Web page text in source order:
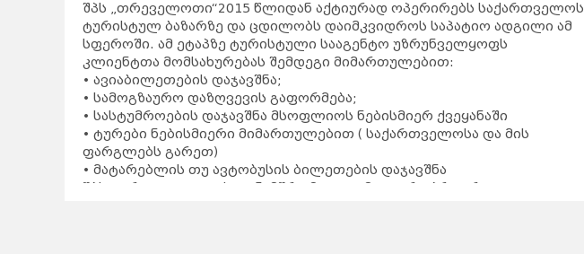
შპს „თრეველოთი“2015 წლიდან აქტიურად ოპერირებს საქართველოს
ტურისტულ ბაზარზე და ცდილობს დაიმკვიდროს საპატიო ადგილი ამ
სფეროში. ამ ეტაპზე ტურისტული სააგენტო უზრუნველყოფს
კლიენტთა მომსახურებას შემდეგი მიმართულებით:
• ავიაბილეთების დაჯავშნა;
• სამოგზაურო დაზღვევის გაფორმება;
• სასტუმროების დაჯავშნა მსოფლიოს ნებისმიერ ქვეყანაში
• ტურები ნებისმიერი მიმართულებით ( საქართველოსა და მის
ფარგლებს გარეთ)
• მატარებლის თუ ავტობუსის ბილეთების დაჯავშნა
შპს „თრეველოთი“-ს თანამშრომელთა მთავარი პრიორიტეტია -